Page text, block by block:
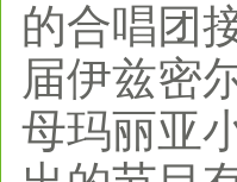
的合唱团
届伊兹密
母玛丽亚